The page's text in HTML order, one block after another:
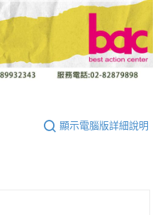
顯示電腦版詳細說明